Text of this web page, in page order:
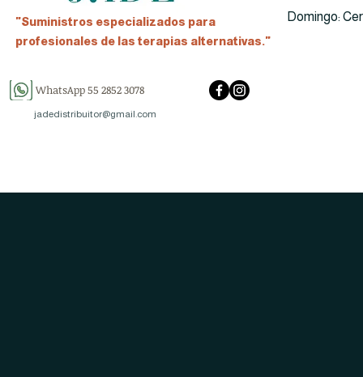
"Suministros especializados para
profesionales de las terapias alternativas."
WhatsApp 55 2852 3078
jadedistribuitor@gmail.com
​Domingo: